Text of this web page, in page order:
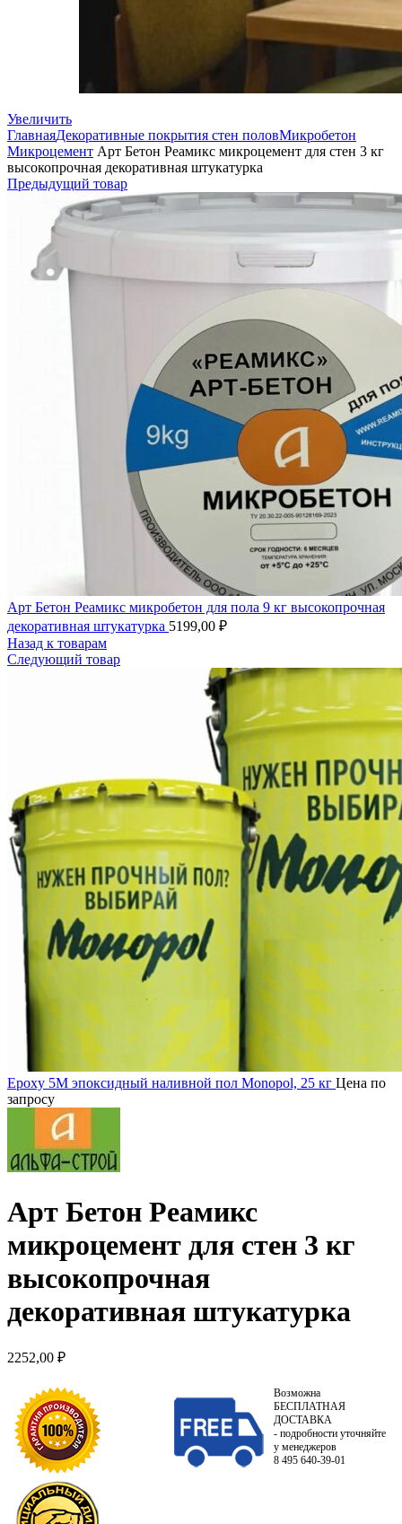
Увеличить
ГлавнаяДекоративные покрытия стен половМикробетон
Микроцемент Арт Бетон Реамикс микроцемент для стен 3 кг
высокопрочная декоративная штукатурка
Предыдущий товар
Арт Бетон Реамикс микробетон для пола 9 кг высокопрочная
декоративная штукатурка 5199,00 ₽
Назад к товарам
Следующий товар
Epoxy 5M эпоксидный наливной пол Monopol, 25 кг Цена по
запросу
Арт Бетон Реамикс
микроцемент для стен 3 кг
высокопрочная
декоративная штукатурка
2252,00 ₽
Возможна
БЕСПЛАТНАЯ
ДОСТАВКА
- подробности уточняйте
у менеджеров
8 495 640-39-01